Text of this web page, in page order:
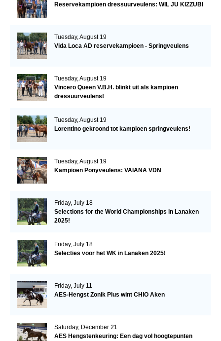
Reservekampioen dressuurveulens: WIL JU KIZZUBI
Tuesday, August 19
Vida Loca AD reservekampioen - Springveulens
Tuesday, August 19
Vincero Queen V.B.H. blinkt uit als kampioen
dressuurveulens!
Tuesday, August 19
Lorentino gekroond tot kampioen springveulens!
Tuesday, August 19
Kampioen Ponyveulens: VAIANA VDN
Friday, July 18
Selections for the World Championships in Lanaken
2025!
Friday, July 18
Selecties voor het WK in Lanaken 2025!
Friday, July 11
AES-Hengst Zonik Plus wint CHIO Aken
Saturday, December 21
AES Hengstenkeuring: Een dag vol hoogtepunten